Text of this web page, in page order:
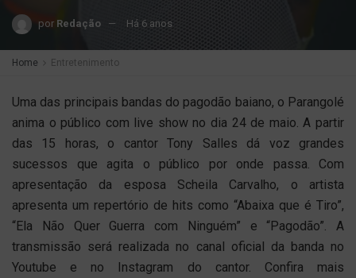
por Redação Há 6 anos
Home Entretenimento
Uma das principais bandas do pagodão baiano, o Parangolé
anima o público com live show no dia 24 de maio. A partir
das 15 horas, o cantor Tony Salles dá voz grandes
sucessos que agita o público por onde passa. Com
apresentação da esposa Scheila Carvalho, o artista
apresenta um repertório de hits como “Abaixa que é Tiro”,
“Ela Não Quer Guerra com Ninguém” e “Pagodão”. A
transmissão será realizada no canal oficial da banda no
Youtube e no Instagram do cantor. Confira mais